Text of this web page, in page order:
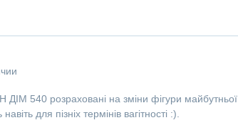
ДІМ 540 розраховані на зміни фігури майбутньої
для пізніх термінів вагітності :).